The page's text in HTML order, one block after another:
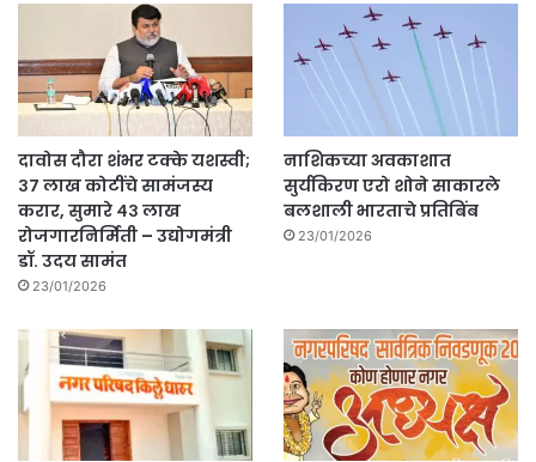
दावोस दौरा शंभर टक्के यशस्वी;
३७ लाख कोटींचे सामंजस्य
करार, सुमारे ४३ लाख
रोजगारनिर्मिती – उद्योगमंत्री
डॉ. उदय सामंत
23/01/2026
नाशिकच्या अवकाशात
सुर्यकिरण एरो शोने साकारले
बलशाली भारताचे प्रतिबिंब
23/01/2026